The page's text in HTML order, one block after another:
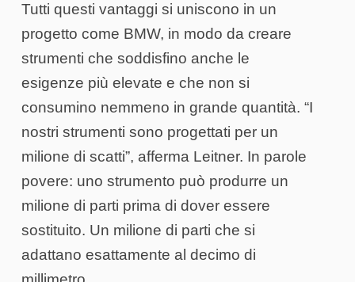
Tutti questi vantaggi si uniscono in un
progetto come BMW, in modo da creare
strumenti che soddisfino anche le
esigenze più elevate e che non si
consumino nemmeno in grande quantità. “I
nostri strumenti sono progettati per un
milione di scatti”, afferma Leitner. In parole
povere: uno strumento può produrre un
milione di parti prima di dover essere
sostituito. Un milione di parti che si
adattano esattamente al decimo di